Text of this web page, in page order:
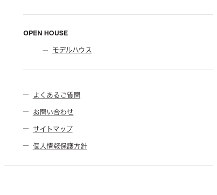
OPEN HOUSE
モデルハウス
よくあるご質問
お問い合わせ
サイトマップ
個人情報保護方針